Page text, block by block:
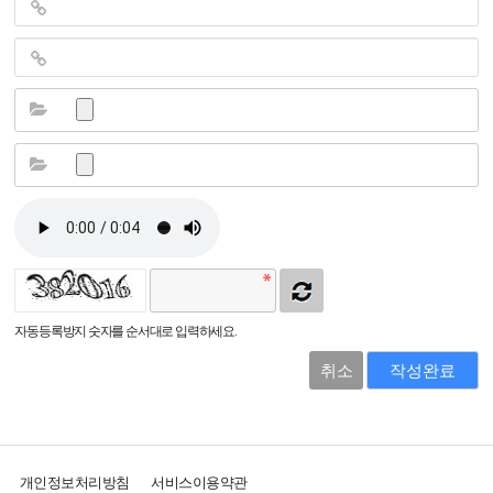
자동등록방지 숫자를 순서대로 입력하세요.
취소 작성완료
개인정보처리방침 서비스이용약관